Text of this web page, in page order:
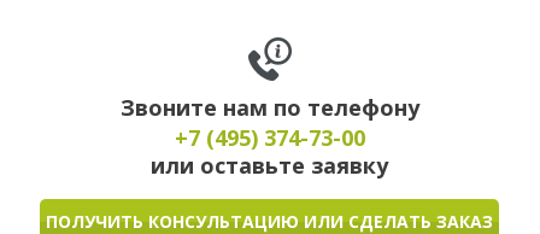
Звоните нам по телефону
+7 (495) 374-73-00
или оставьте заявку
ПОЛУЧИТЬ КОНСУЛЬТАЦИЮ ИЛИ СДЕЛАТЬ ЗАКАЗ